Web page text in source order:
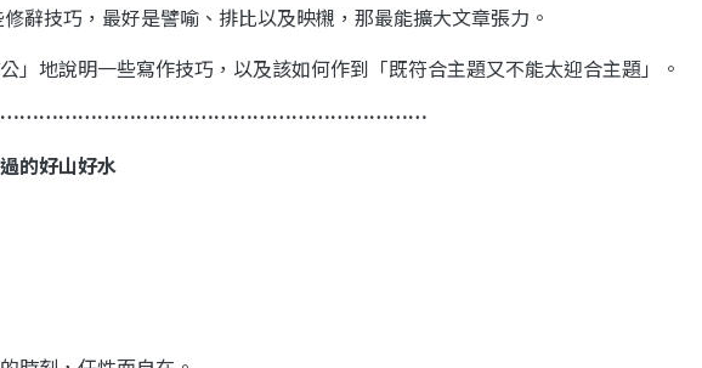
辭技巧，最好是譬喻、排比以及映櫬，那最能擴大文章張力。
」地說明一些寫作技巧，以及該如何作到「既符合主題又不能太迎合主題」。
的好山好水